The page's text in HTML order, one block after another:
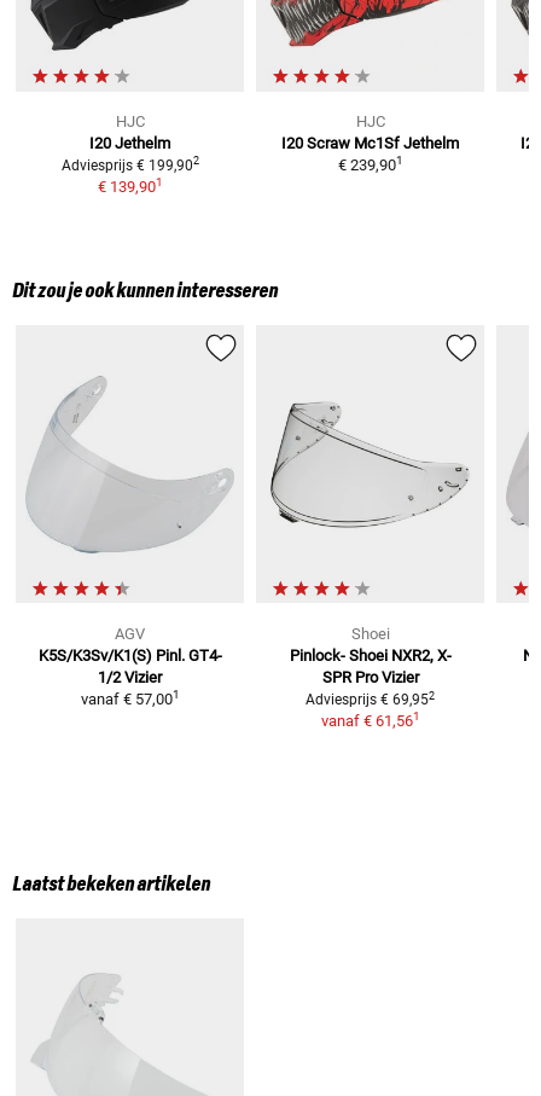
HJC
I20 Jethelm
Adviesprijs € 199,902
€ 139,901
HJC
I20 Scraw Mc1Sf Jethelm
€ 239,901
Dit zou je ook kunnen interesseren
AGV
K5S/K3Sv/K1(S) Pinl. GT4-
1/2 Vizier
vanaf € 57,001
Shoei
Pinlock- Shoei NXR2, X-
SPR Pro Vizier
Adviesprijs € 69,952
vanaf € 61,561
Laatst bekeken artikelen